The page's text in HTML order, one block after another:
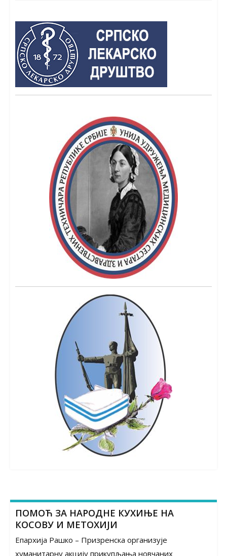
ПОМОЋ ЗА НАРОДНЕ КУХИЊЕ НА
КОСОВУ И МЕТОХИЈИ
Епархија Рашко – Призренска организује
хуманитарну акцију прикупљања новчаних